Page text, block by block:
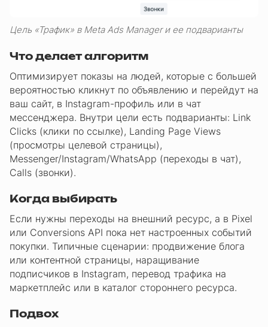
Цель «Трафик» в Meta Ads Manager и ее подварианты
Что делает алгоритм
Оптимизирует показы на людей, которые с большей
вероятностью кликнут по объявлению и перейдут на
ваш сайт, в Instagram-профиль или в чат
мессенджера. Внутри цели есть подварианты: Link
Clicks (клики по ссылке), Landing Page Views
(просмотры целевой страницы),
Messenger/Instagram/WhatsApp (переходы в чат),
Calls (звонки).
Когда выбирать
Если нужны переходы на внешний ресурс, а в Pixel
или Conversions API пока нет настроенных событий
покупки. Типичные сценарии: продвижение блога
или контентной страницы, наращивание
подписчиков в Instagram, перевод трафика на
маркетплейс или в каталог стороннего ресурса.
Подвох